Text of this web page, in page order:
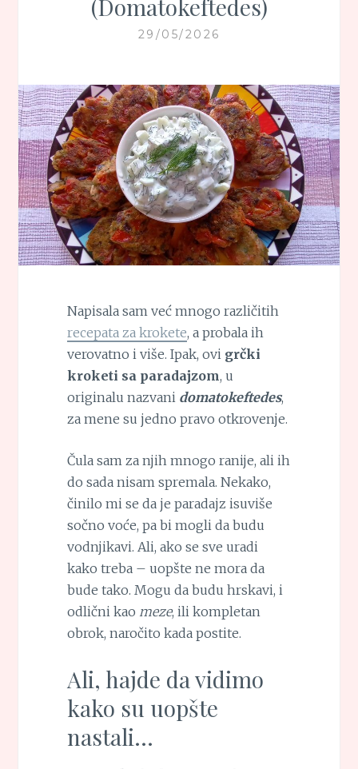
(Domatokeftedes)
29/05/2026
Napisala sam već mnogo različitih
recepata za krokete, a probala ih
verovatno i više. Ipak, ovi grčki
kroketi sa paradajzom, u
originalu nazvani domatokeftedes,
za mene su jedno pravo otkrovenje.
Čula sam za njih mnogo ranije, ali ih
do sada nisam spremala. Nekako,
činilo mi se da je paradajz isuviše
sočno voće, pa bi mogli da budu
vodnjikavi. Ali, ako se sve uradi
kako treba – uopšte ne mora da
bude tako. Mogu da budu hrskavi, i
odlični kao meze, ili kompletan
obrok, naročito kada postite.
Ali, hajde da vidimo
kako su uopšte
nastali…